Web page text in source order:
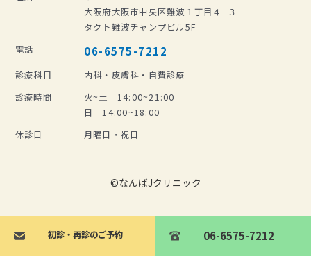
大阪府大阪市中央区難波１丁目４−３
タクト難波チャンプビル5F
電話
06-6575-7212
診療科目
内科・皮膚科・自費診療
診療時間
火~土 14:00~21:00
日 14:00~18:00
休診日
月曜日・祝日
©︎なんばJクリニック
初診・再診のご予約 06-6575-7212
初診・再診のご予約 06-6575-7212